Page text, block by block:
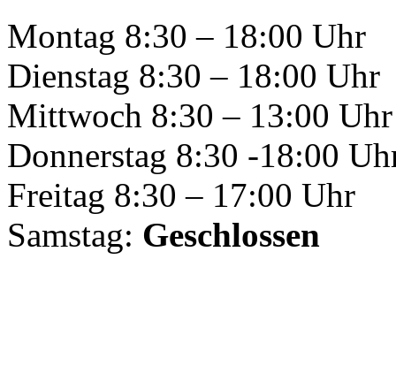
Montag 8:30 – 18:00 Uhr
Dienstag 8:30 – 18:00 Uhr
Mittwoch 8:30 – 13:00 Uhr
Donnerstag 8:30 -18:00
Freitag 8:30 – 17:00 Uhr
Samstag: Geschlossen